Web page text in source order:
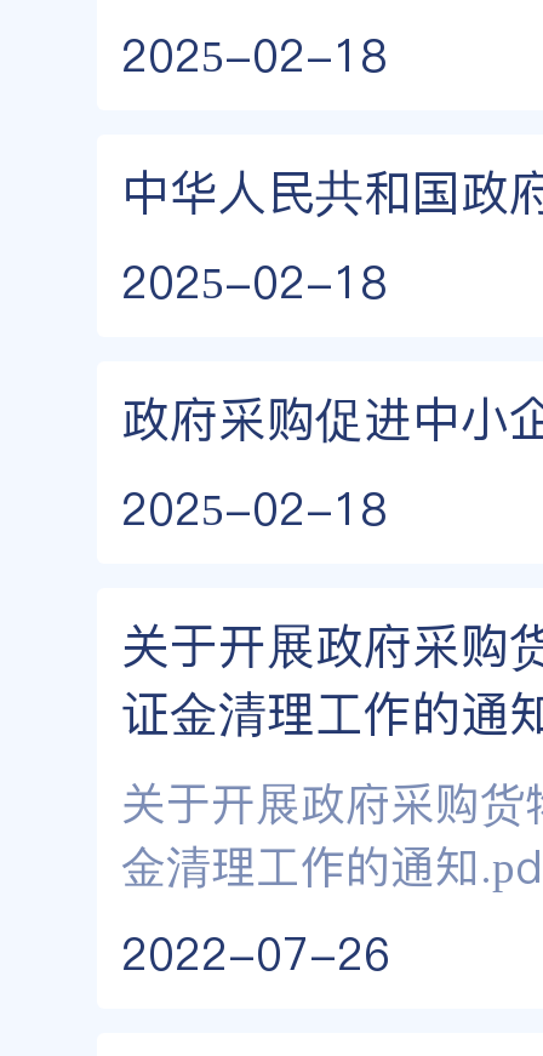
2025-02-18
中华人民共和国政
2025-02-18
政府采购促进中小
2025-02-18
关于开展政府采购
证金清理工作的通
关于开展政府采购
金清理工作的通知
2022-07-26